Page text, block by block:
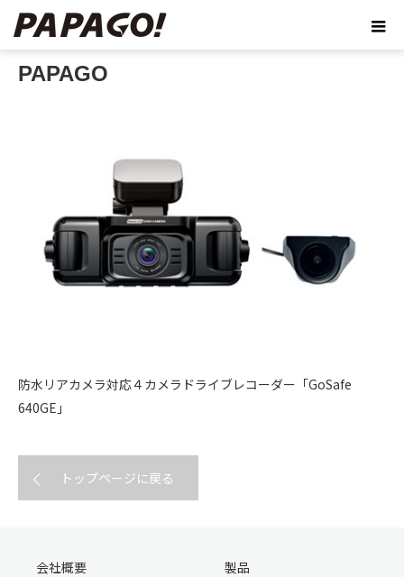
PAPAGO
PAPAGO
防水リアカメラ対応４カメラドライブレコーダー「GoSafe
640GE」
トップページに戻る
会社概要 製品